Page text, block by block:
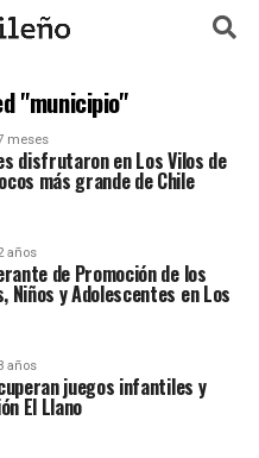
"municipio"
meses
disfrutaron en Los Vilos de
más grande de Chile
años
de Promoción de los
Niños y Adolescentes en Los
años
juegos infantiles y
El Llano